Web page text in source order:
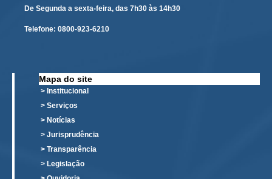
Atermação On-line - Interior de Roraima
Atermação On-line - Interior do Amazonas
Agendamento de Reclamação Verbal
Glossário
Consulta de Pautas
De Segunda a sexta-feira, das 7h30 às 14h30
Telefone: 0800-923-6210
Mapa do site
> Institucional
> Serviços
> Notícias
> Jurisprudência
> Transparência
> Legislação